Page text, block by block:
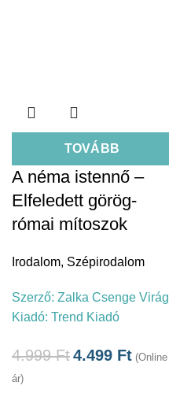
TOVÁBB
A néma istennő –
Elfeledett görög-
római mítoszok
Irodalom, Szépirodalom
Szerző: Zalka Csenge Virág
Kiadó: Trend Kiadó
4.999Ft4.499 Ft (Online
ár)